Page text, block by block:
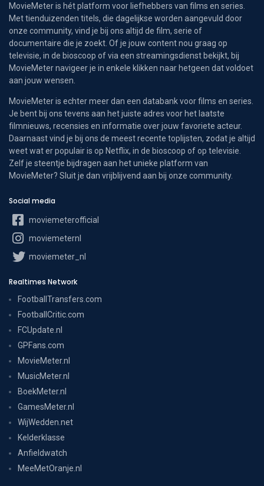
MovieMeter is hét platform voor liefhebbers van films en series.
Met tienduizenden titels, die dagelijkse worden aangevuld door
onze community, vind je bij ons altijd de film, serie of
documentaire die je zoekt. Of je jouw content nou graag op
televisie, in de bioscoop of via een streamingsdienst bekijkt, bij
MovieMeter navigeer je in enkele klikken naar hetgeen dat voldoet
aan jouw wensen.
MovieMeter is echter meer dan een databank voor films en series.
Je bent bij ons tevens aan het juiste adres voor het laatste
filmnieuws, recensies en informatie over jouw favoriete acteur.
Daarnaast vind je bij ons de meest recente toplijsten, zodat je altijd
weet wat er populair is op Netflix, in de bioscoop of op televisie.
Zelf je steentje bijdragen aan het unieke platform van
MovieMeter? Sluit je dan vrijblijvend aan bij onze community.
Social media
moviemeterofficial
moviemeternl
moviemeter_nl
Realtimes Network
FootballTransfers.com
FootballCritic.com
FCUpdate.nl
GPFans.com
MovieMeter.nl
MusicMeter.nl
BoekMeter.nl
GamesMeter.nl
WijWedden.net
Kelderklasse
Anfieldwatch
MeeMetOranje.nl